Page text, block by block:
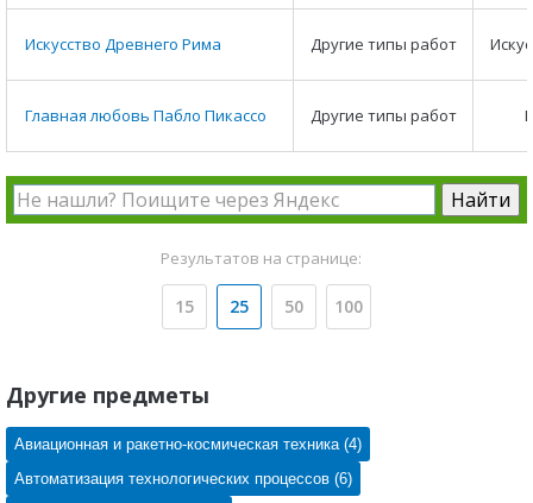
Искусство Древнего Рима Другие типы работ
Главная любовь Пабло Пикассо Другие типы работ
Результатов на странице:
15 25 50 100
Другие предметы
Авиационная и ракетно-космическая техника (4)
Автоматизация технологических процессов (6)